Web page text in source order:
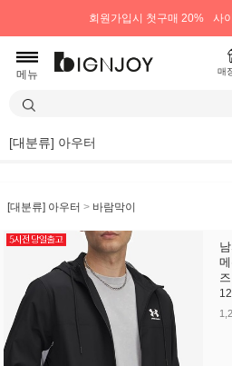
회원가입시 첫구매 20% 사
메뉴 매
[대분류] 아우터
[대분류] 아우터 > 바람막이